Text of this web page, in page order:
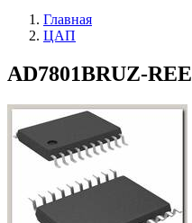
Главная
ЦАП
AD7801BRUZ-